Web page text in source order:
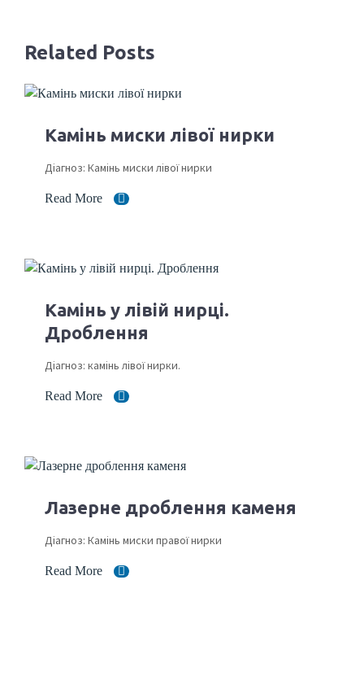
Related Posts
Камінь миски лівої нирки
Діагноз: Камінь миски лівої нирки
Read More
Камінь у лівій нирці.
Дроблення
Діагноз: камінь лівої нирки.
Read More
Лазерне дроблення каменя
Діагноз: Камінь миски правої нирки
Read More